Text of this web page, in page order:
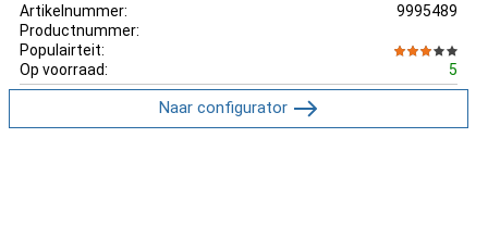
Artikelnummer:
9995489
Productnummer:
Populairteit:
Op voorraad:
5
Naar configurator